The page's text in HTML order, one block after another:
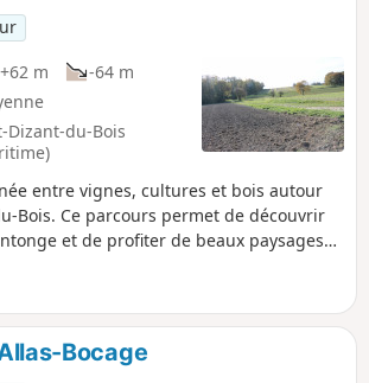
+62 m
-64 m
Dizant-du-Bois
entre vignes, cultures et bois autour
Bois. Ce parcours permet de découvrir
et de profiter de beaux paysages
Bocage